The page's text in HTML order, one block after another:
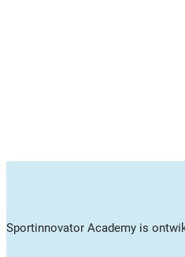
Sportinnovator Academy is